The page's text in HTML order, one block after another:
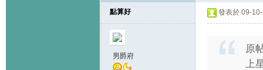
點算好
男爵府
發表於 09-
原
上